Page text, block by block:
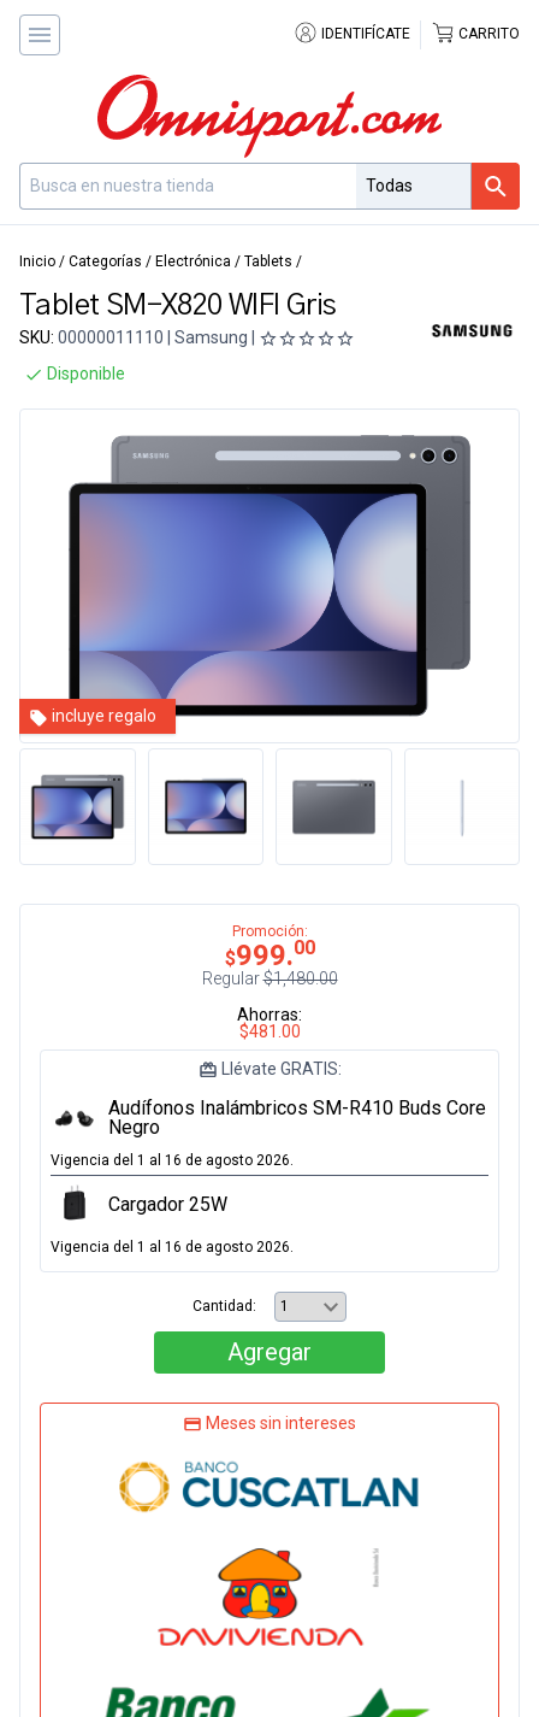
IDENTIFÍCATE CARRITO
Inicio / Categorías / Electrónica / Tablets /
Tablet SM-X820 WIFI Gris
SKU: 00000011110 | Samsung |
Disponible
incluye regalo
Promoción:
$999.00
Regular$1,480.00
Ahorras:
$481.00
Llévate GRATIS:
Audífonos Inalámbricos SM-R410 Buds Core
Negro
Vigencia del 1 al 16 de agosto 2026.
Cargador 25W
Vigencia del 1 al 16 de agosto 2026.
Cantidad:
Agregar
Meses sin intereses